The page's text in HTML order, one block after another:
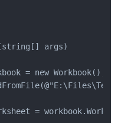
args)
= new Workbook();
=